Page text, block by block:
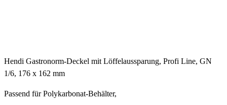
Hendi Gastronorm-Deckel mit Löffelaussparung, Profi Line, GN
1/6, 176 x 162 mm
Passend für Polykarbonat-Behälter,